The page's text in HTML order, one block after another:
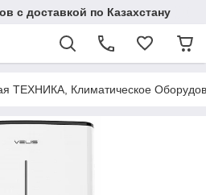
с доставкой по Казахстану
ТЕХНИКА, Климатическое